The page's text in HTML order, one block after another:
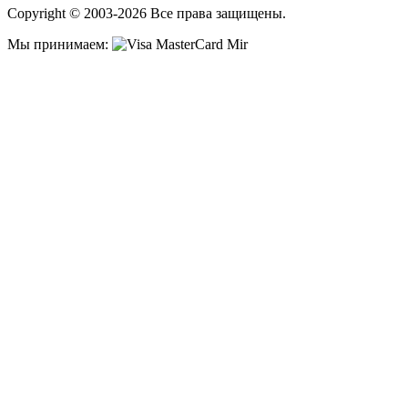
Copyright © 2003-2026 Все права защищены.
Мы принимаем: